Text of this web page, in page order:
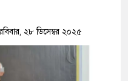
২৮ ডিসেম্বর ২০২৫